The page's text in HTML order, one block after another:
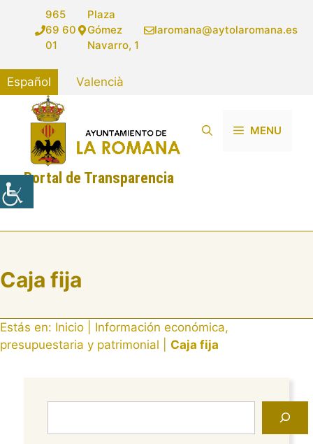
contenido
965
69 60
01
Plaza
Gómez
Navarro, 1
laromana@aytolaromana.es
Español Valencià
MENU
Portal de Transparencia
Caja fija
Estás en: Inicio
Información económica,
presupuestaria y patrimonial
Caja fija